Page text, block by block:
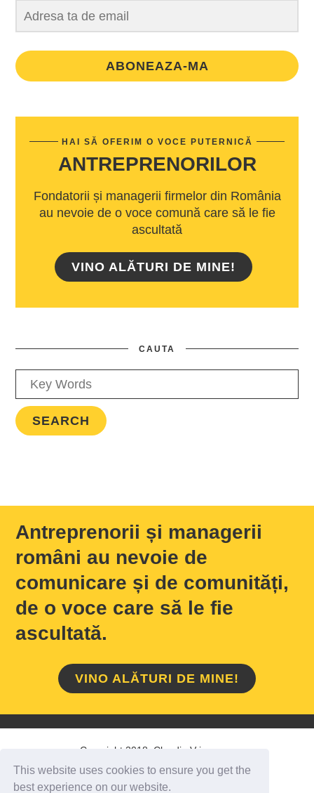
This website uses cookies to ensure you get the
best experience on our website.
ABONEAZA-MA
HAI SĂ OFERIM O VOCE PUTERNICĂ
ANTREPRENORILOR
Fondatorii și managerii firmelor din România
au nevoie de o voce comună care să le fie
ascultată
VINO ALĂTURI DE MINE!
CAUTA
Antreprenorii și managerii
români au nevoie de
comunicare și de comunități,
de o voce care să le fie
ascultată.
VINO ALĂTURI DE MINE!
Copyright 2018 Claudiu Vrinceanu
HOME / DESPRE MINE CONTACT